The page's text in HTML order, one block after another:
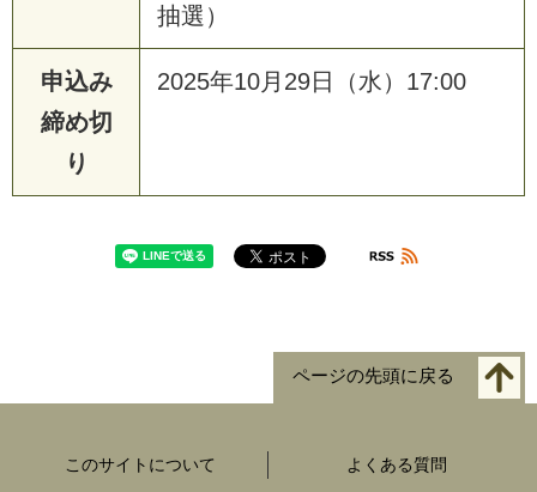
抽選）
申込み
締め切
り
2025年10月29日（水）17:00
ページの先頭に戻る
このサイトについて よくある質問